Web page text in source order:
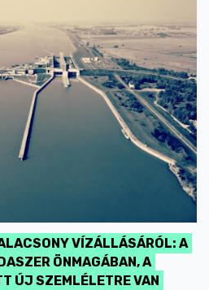
VÍZÁLLÁSÁRÓL: A
ÖNMAGÁBAN, A
ÚJ SZEMLÉLETRE VAN